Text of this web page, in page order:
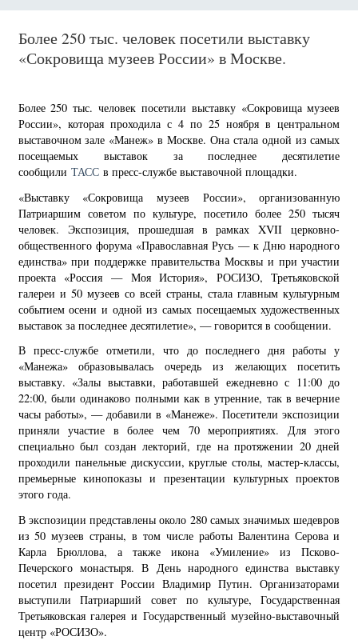
Более 250 тыс. человек посетили выставку
«Сокровища музеев России» в Москве.
Более 250 тыс. человек посетили выставку «Сокровища музеев
России», которая проходила с 4 по 25 ноября в центральном
выставочном зале «Манеж» в Москве. Она стала одной из самых
посещаемых выставок за последнее десятилетие
сообщили ТАССв пресс-службе выставочной площадки.
«Выставку «Сокровища музеев России», организованную
Патриаршим советом по культуре, посетило более 250 тысяч
человек. Экспозиция, прошедшая в рамках XVII церковно-
общественного форума «Православная Русь — к Дню народного
единства» при поддержке правительства Москвы и при участии
проекта «Россия — Моя История», РОСИЗО, Третьяковской
галереи и 50 музеев со всей страны, стала главным культурным
событием осени и одной из самых посещаемых художественных
выставок за последнее десятилетие», — говорится в сообщении.
В пресс-службе отметили, что до последнего дня работы у
«Манежа» образовывалась очередь из желающих посетить
выставку. «Залы выставки, работавшей ежедневно с 11:00 до
22:00, были одинаково полными как в утренние, так в вечерние
часы работы», — добавили в «Манеже». Посетители экспозиции
приняли участие в более чем 70 мероприятиях. Для этого
специально был создан лекторий, где на протяжении 20 дней
проходили панельные дискуссии, круглые столы, мастер-классы,
премьерные кинопоказы и презентации культурных проектов
этого года.
В экспозиции представлены около 280 самых значимых шедевров
из 50 музеев страны, в том числе работы Валентина Серова и
Карла Брюллова, а также икона «Умиление» из Псково-
Печерского монастыря. В День народного единства выставку
посетил президент России Владимир Путин. Организаторами
выступили Патриарший совет по культуре, Государственная
Третьяковская галерея и Государственный музейно-выставочный
центр «РОСИЗО».